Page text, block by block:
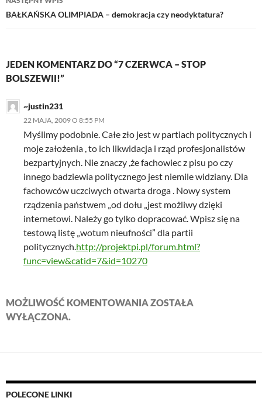
BAŁKAŃSKA OLIMPIADA – demokracja czy neodyktatura?
JEDEN KOMENTARZ DO “7 CZERWCA – STOP
BOLSZEWII!”
~justin231
22 MAJA, 2009 O 8:55 PM
Myślimy podobnie. Całe zło jest w partiach politycznych i
moje założenia , to ich likwidacja i rząd profesjonalistów
bezpartyjnych. Nie znaczy ,że fachowiec z pisu po czy
innego badziewia politycznego jest niemile widziany. Dla
fachowców uczciwych otwarta droga . Nowy system
rządzenia państwem „od dołu „jest możliwy dzięki
internetowi. Należy go tylko dopracować. Wpisz się na
testową listę „wotum nieufności” dla partii
politycznych. http://projektpi.pl/forum.html?
func=view&catid=7&id=10270
MOŻLIWOŚĆ KOMENTOWANIA ZOSTAŁA
WYŁĄCZONA.
POLECONE LINKI